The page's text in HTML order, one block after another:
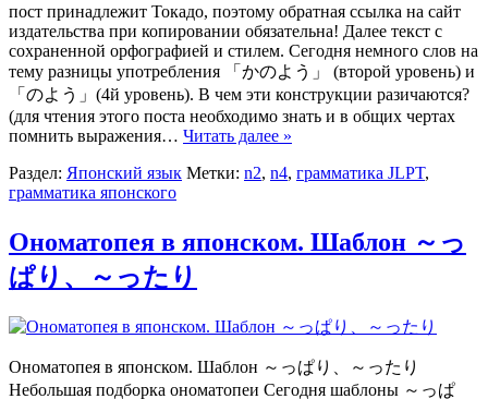
пост принадлежит Токадо, поэтому обратная ссылка на сайт
издательства при копировании обязательна! Далее текст с
сохраненной орфографией и стилем. Сегодня немного слов на
тему разницы употребления 「かのよう」 (второй уровень) и
「のよう」(4й уровень). В чем эти конструкции разичаются?
(для чтения этого поста необходимо знать и в общих чертах
помнить выражения… Читать далее »
Раздел: Японский язык Метки: n2, n4, грамматика JLPT,
грамматика японского
Ономатопея в японском. Шаблон ～っ
ぱり、～ったり
Ономатопея в японском. Шаблон ～っぱり、～ったり
Небольшая подборка ономатопеи Сегодня шаблоны ～っぱ